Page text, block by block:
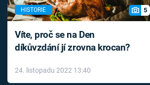
HISTORIE 5
Víte, proč se na Den
díkůvzdání jí zrovna krocan?
24. listopadu 2022 13:40